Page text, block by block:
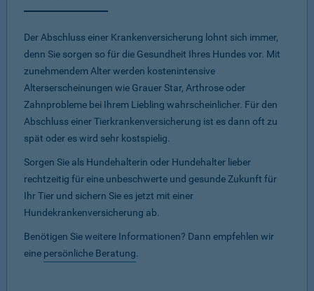
Der Abschluss einer Krankenversicherung lohnt sich immer,
denn Sie sorgen so für die Gesundheit Ihres Hundes vor. Mit
zunehmendem Alter werden kostenintensive
Alterserscheinungen wie Grauer Star, Arthrose oder
Zahnprobleme bei Ihrem Liebling wahrscheinlicher. Für den
Abschluss einer Tierkrankenversicherung ist es dann oft zu
spät oder es wird sehr kostspielig.
Sorgen Sie als Hundehalterin oder Hundehalter lieber
rechtzeitig für eine unbeschwerte und gesunde Zukunft für
Ihr Tier und sichern Sie es jetzt mit einer
Hundekrankenversicherung ab.
Benötigen Sie weitere Informationen? Dann empfehlen wir
eine persönliche Beratung.